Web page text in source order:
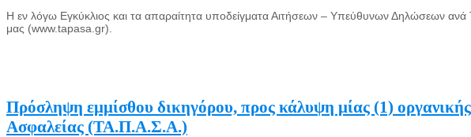
Η εν λόγω Εγκύκλιος και τα απαραίτητα υποδείγματα Αιτήσεων – Υπεύθυνων Δηλώσεων
μας (www.tapasa.gr).
Πρόσληψη εμμίσθου δικηγόρου, προς κάλυψη μίας (1)
Ασφαλείας (ΤΑ.Π.Α.Σ.Α.)